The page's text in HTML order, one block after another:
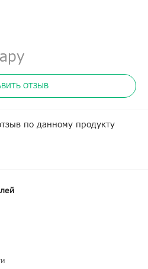
ОТЗЫВ
по данному продукту